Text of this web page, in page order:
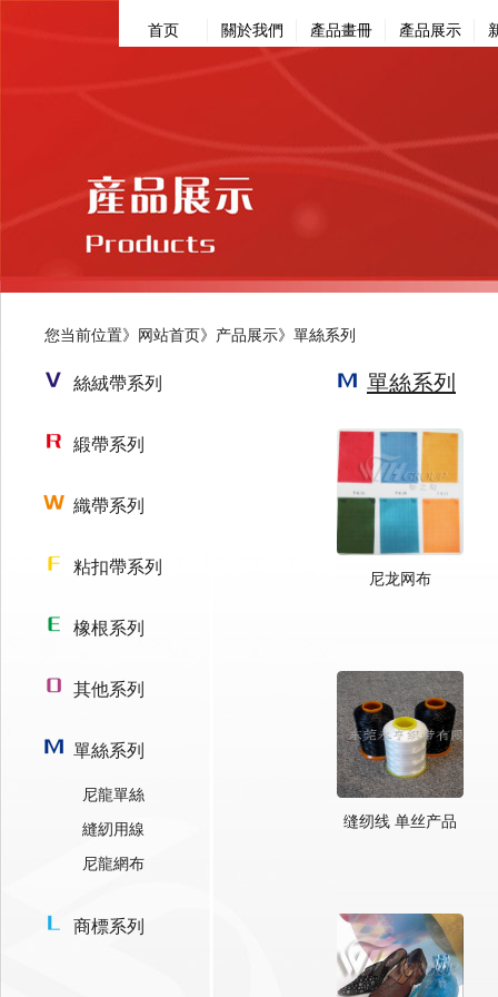
首页 關於我們 產品畫冊 產品展示
您当前位置》 网站首页》 产品展示》 單絲系列
絲絨帶系列
緞帶系列
織帶系列
粘扣帶系列
橡根系列
其他系列
單絲系列
尼龍單絲
縫紉用線
尼龍網布
商標系列
單絲系列
尼龙网布
缝纫线 单丝产品